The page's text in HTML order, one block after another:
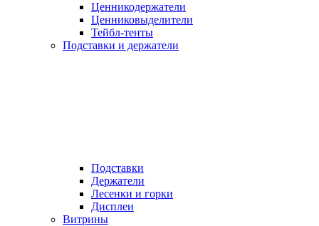
Ценникодержатели
Ценниковыделители
Тейбл-тенты
Подставки и держатели
Подставки
Держатели
Лесенки и горки
Дисплеи
Витрины